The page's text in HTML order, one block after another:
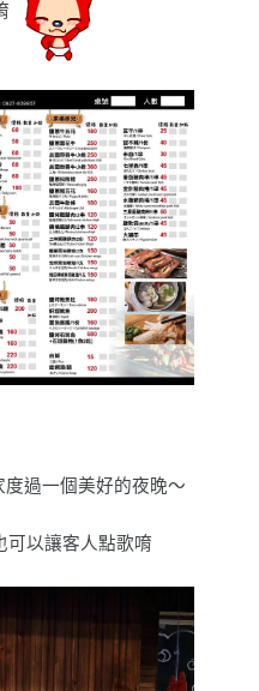
過一個美好的夜晚〜
可以讓客人點歌唷